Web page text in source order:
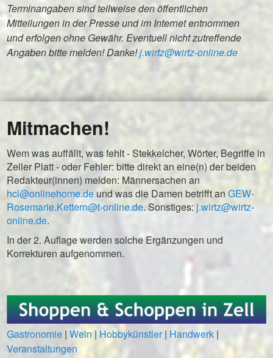
Terminangaben sind teilweise den öffentlichen
Mitteilungen in der Presse und im Internet entnommen
und erfolgen ohne Gewähr. Eventuell nicht zutreffende
Angaben bitte melden! Danke!j.wirtz@wirtz-online.de
Mitmachen!
Wem was auffällt, was fehlt - Stekkelcher, Wörter, Begriffe in
Zeller Platt - oder Fehler: bitte direkt an eine(n) der beiden
Redakteur(innen) melden: Männersachen an
hcl@onlinehome.de und was die Damen betrifft anGEW-
Rosemarie.Kettern@t-online.de. Sonstiges: j.wirtz@wirtz-
online.de.
In der 2. Auflage werden solche Ergänzungen und
Korrekturen aufgenommen.
Gastronomie | Wein | Hobbykünstler| Handwerk |
Veranstaltungen